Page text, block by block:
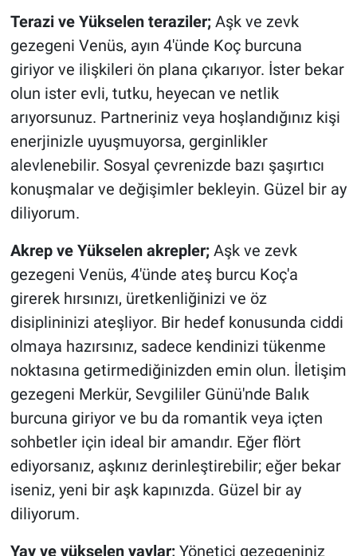
Terazi ve Yükselen teraziler;Aşk ve zevk
gezegeni Venüs, ayın 4'ünde Koç burcuna
giriyor ve ilişkileri ön plana çıkarıyor. İster bekar
olun ister evli, tutku, heyecan ve netlik
arıyorsunuz. Partneriniz veya hoşlandığınız kişi
enerjinizle uyuşmuyorsa, gerginlikler
alevlenebilir. Sosyal çevrenizde bazı şaşırtıcı
konuşmalar ve değişimler bekleyin. Güzel bir ay
diliyorum.
Akrep ve Yükselen akrepler;Aşk ve zevk
gezegeni Venüs, 4'ünde ateş burcu Koç'a
girerek hırsınızı, üretkenliğinizi ve öz
disiplininizi ateşliyor. Bir hedef konusunda ciddi
olmaya hazırsınız, sadece kendinizi tükenme
noktasına getirmediğinizden emin olun. İletişim
gezegeni Merkür, Sevgililer Günü'nde Balık
burcuna giriyor ve bu da romantik veya içten
sohbetler için ideal bir amandır. Eğer flört
ediyorsanız, aşkınız derinleştirebilir; eğer bekar
iseniz, yeni bir aşk kapınızda. Güzel bir ay
diliyorum.
Yay ve yükselen yaylar;Yönetici gezegeniniz